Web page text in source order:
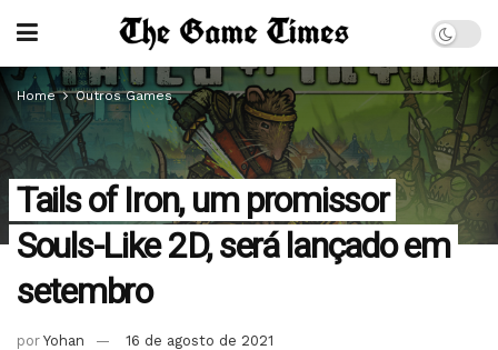
Home Outros Games
Tails of Iron, um promissor
Souls-Like 2D, será lançado em
setembro
por Yohan
16 de agosto de 2021